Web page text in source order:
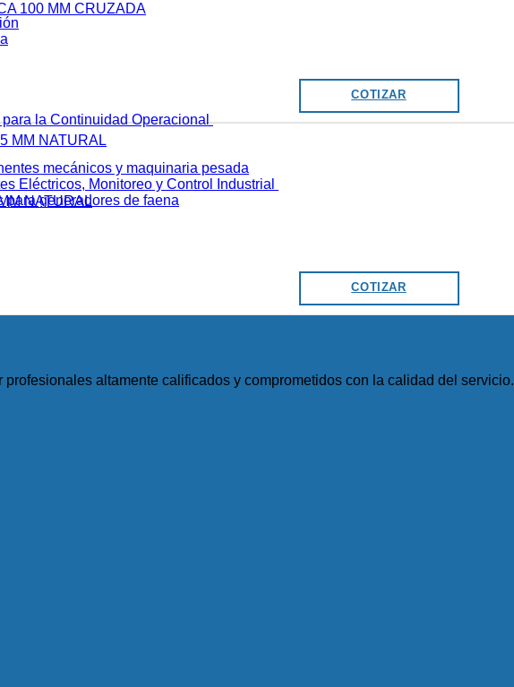
la Continuidad Operacional
mecánicos y maquinaria pesada
Eléctricos, Monitoreo y Control Industrial
para generadores de faena
100 MM CRUZADA
COTIZAR
NATURAL
COTIZAR
profesionales altamente calificados y comprometidos con la calidad del servicio.